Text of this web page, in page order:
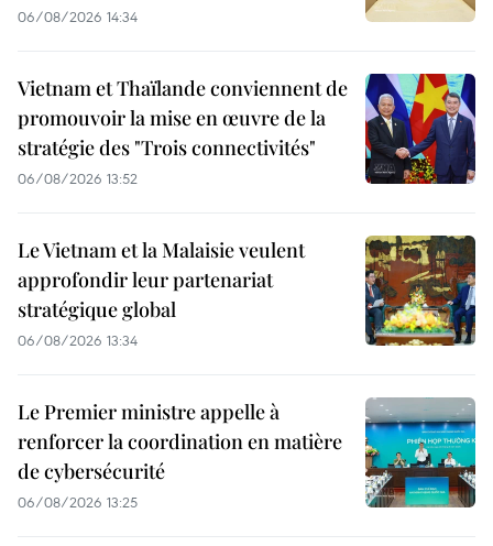
06/08/2026 14:34
Vietnam et Thaïlande conviennent de
promouvoir la mise en œuvre de la
stratégie des "Trois connectivités"
06/08/2026 13:52
Le Vietnam et la Malaisie veulent
approfondir leur partenariat
stratégique global
06/08/2026 13:34
Le Premier ministre appelle à
renforcer la coordination en matière
de cybersécurité
06/08/2026 13:25